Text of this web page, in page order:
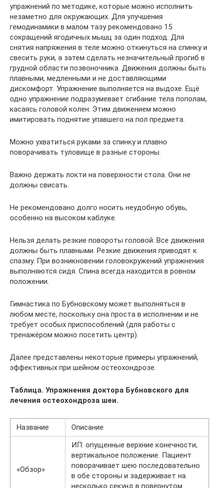
упражнений по методике, которые можно исполнить
незаметно для окружающих. Для улучшения
гемодинамики в малом тазу рекомендовано 15
сокращений ягодичных мышц за один подход. Для
снятия напряжения в теле можно откинуться на спинку и
свесить руки, а затем сделать незначительный прогиб в
грудной области позвоночника. Движения должны быть
плавными, медленными и не доставляющими
дискомфорт. Упражнение выполняется на выдохе. Ещё
одно упражнение подразумевает сгибание тела пополам,
касаясь головой колен. Этим движением можно
имитировать поднятие упавшего на пол предмета.
Можно ухватиться руками за спинку и плавно
поворачивать туловище в разные стороны.
Важно держать локти на поверхности стола. Они не
должны свисать.
Не рекомендовано долго носить неудобную обувь,
особенно на высоком каблуке.
Нельзя делать резкие повороты головой. Все движения
должны быть плавными. Резкие движения приводят к
спазму. При возникновении головокружений упражнения
выполняются сидя. Спина всегда находится в ровном
положении.
Гимнастика по Бубновскому может выполняться в
любом месте, поскольку она проста в исполнении и не
требует особых приспособлений (для работы с
тренажёром можно посетить центр).
Далее представлены некоторые примеры упражнений,
эффективных при шейном остеохондрозе.
Таблица. Упражнения доктора Бубновского для
лечения остеохондроза шеи.
Название Описание
«Обзор»
ИП: опущенные верхние конечности,
вертикальное положение. Пациент
поворачивает шею последовательно
в обе стороны и задерживает на
несколько секунд в повёрнутом